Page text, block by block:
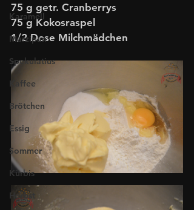
Karamell
Marzipan
Spekulatius
Kaffee
Brötchen
Essig
Sommer
Kürbis
Herbst
75 g getr. Cranberrys
75 g Kokosraspel
1/2 Dose Milchmädchen